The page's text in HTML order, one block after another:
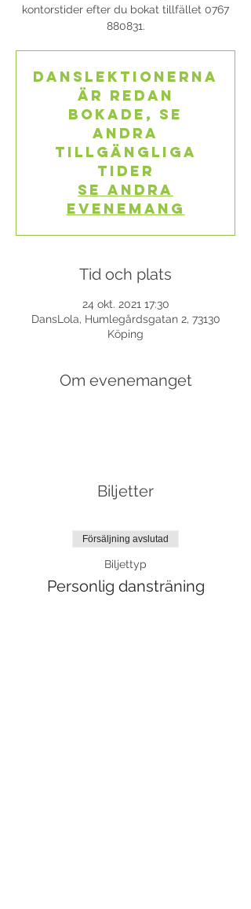
kontorstider efter du bokat tillfället 0767
880831.
Danslektionerna
är redan
bokade, se
andra
tillgängliga
tider
Se andra
evenemang
Tid och plats
24 okt. 2021 17:30
DansLola, Humlegårdsgatan 2, 73130
Köping
Om evenemanget
Biljetter
Försäljning avslutad
Biljettyp
Personlig dansträning